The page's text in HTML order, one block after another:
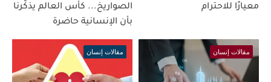
معيارًا للاحترام
الصواريخ... كأس العالم يذكّرنا
بأن الإنسانية حاضرة
مقالات إنسان مقالات إنسان